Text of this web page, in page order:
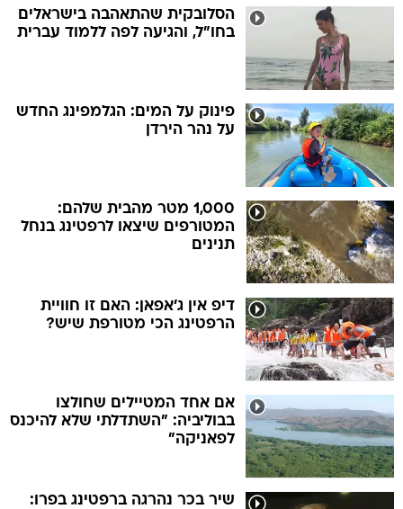
הסלובקית שהתאהבה בישראלים
בחו"ל, והגיעה לפה ללמוד עברית
פינוק על המים: הגלמפינג החדש
על נהר הירדן
1,000 מטר מהבית שלהם:
המטורפים שיצאו לרפטינג בנחל
תנינים
דיפ אין ג'אפאן: האם זו חוויית
הרפטינג הכי מטורפת שיש?
אם אחד המטיילים שחולצו
בבוליביה: "השתדלתי שלא להיכנס
לפאניקה"
שיר בכר נהרגה ברפטינג בפרו: